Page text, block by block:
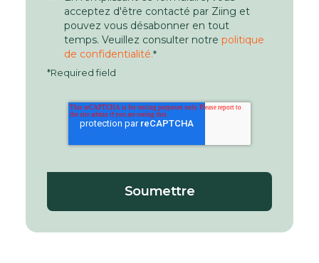
acceptez d'être contacté par Ziing et
pouvez vous désabonner en tout
temps. Veuillez consulter notre politique
de confidentialité.*
*Required field